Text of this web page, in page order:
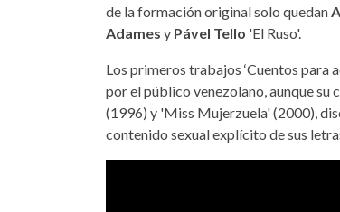
de la formación original solo quedan
Adames y Pável Tello 'El Ruso'.
Los primeros trabajos ‘Cuentos para
por el público venezolano, aunque
(1996) y 'Miss Mujerzuela' (2000),
contenido sexual explícito de sus